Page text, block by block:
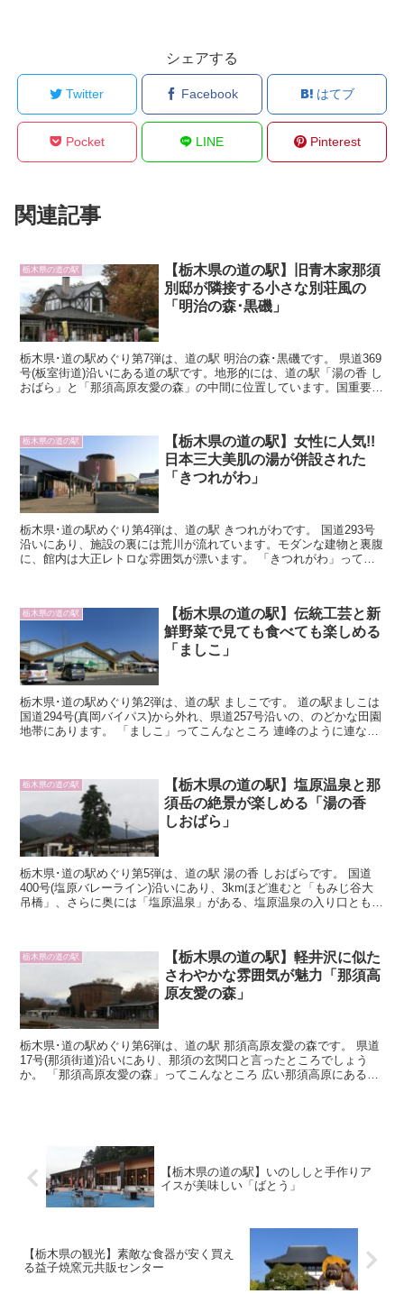
シェアする
Twitter Facebook はてブ
Pocket LINE Pinterest
関連記事
栃木県の道の駅
【栃木県の道の駅】旧青木家那須
別邸が隣接する小さな別荘風の
「明治の森･黒磯」
栃木県･道の駅めぐり第7弾は、道の駅 明治の森･黒磯です。 県道369
号(板室街道)沿いにある道の駅です。地形的には、道の駅「湯の香 し
おばら」と「那須高原友愛の森」の中間に位置しています。国重要文
栃木県の道の駅
【栃木県の道の駅】女性に人気!!
日本三大美肌の湯が併設された
「きつれがわ」
栃木県･道の駅めぐり第4弾は、道の駅 きつれがわです。 国道293号
沿いにあり、施設の裏には荒川が流れています。モダンな建物と裏腹
に、館内は大正レトロな雰囲気が漂います。 「きつれがわ」ってこ
栃木県の道の駅
【栃木県の道の駅】伝統工芸と新
鮮野菜で見ても食べても楽しめる
「ましこ」
栃木県･道の駅めぐり第2弾は、道の駅 ましこです。 道の駅ましこは
国道294号(真岡バイパス)から外れ、県道257号沿いの、のどかな田園
地帯にあります。 「ましこ」ってこんなところ 連峰のように連なる
栃木県の道の駅
【栃木県の道の駅】塩原温泉と那
須岳の絶景が楽しめる「湯の香
しおばら」
栃木県･道の駅めぐり第5弾は、道の駅 湯の香 しおばらです。 国道
400号(塩原バレーライン)沿いにあり、3kmほど進むと「もみじ谷大
吊橋」、さらに奥には「塩原温泉」がある、塩原温泉の入り口ともな
栃木県の道の駅
【栃木県の道の駅】軽井沢に似た
さわやかな雰囲気が魅力「那須高
原友愛の森」
栃木県･道の駅めぐり第6弾は、道の駅 那須高原友愛の森です。 県道
17号(那須街道)沿いにあり、那須の玄関口と言ったところでしょう
か。 「那須高原友愛の森」ってこんなところ 広い那須高原にある道
【栃木県の道の駅】いのししと手作りア
イスが美味しい「ばとう」
【栃木県の観光】素敵な食器が安く買え
る益子焼窯元共販センター